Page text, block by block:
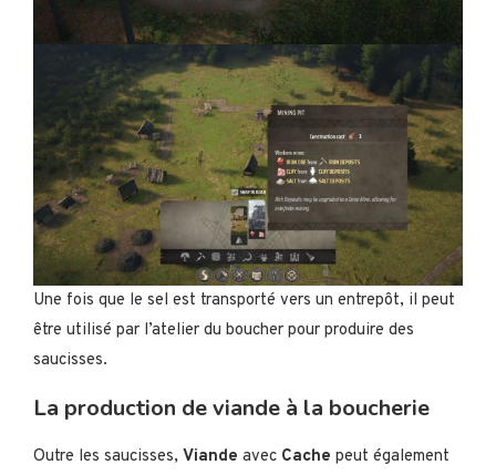
Une fois que le sel est transporté vers un entrepôt, il peut
être utilisé par l’atelier du boucher pour produire des
saucisses.
La production de viande à la boucherie
Outre les saucisses, Viande avec Cache peut également